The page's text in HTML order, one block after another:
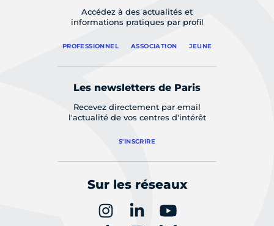
Accédez à des actualités et
informations pratiques par profil
PROFESSIONNEL ASSOCIATION JEUNE
Les newsletters de Paris
Recevez directement par email
l'actualité de vos centres d'intérêt
S'INSCRIRE
Sur les réseaux